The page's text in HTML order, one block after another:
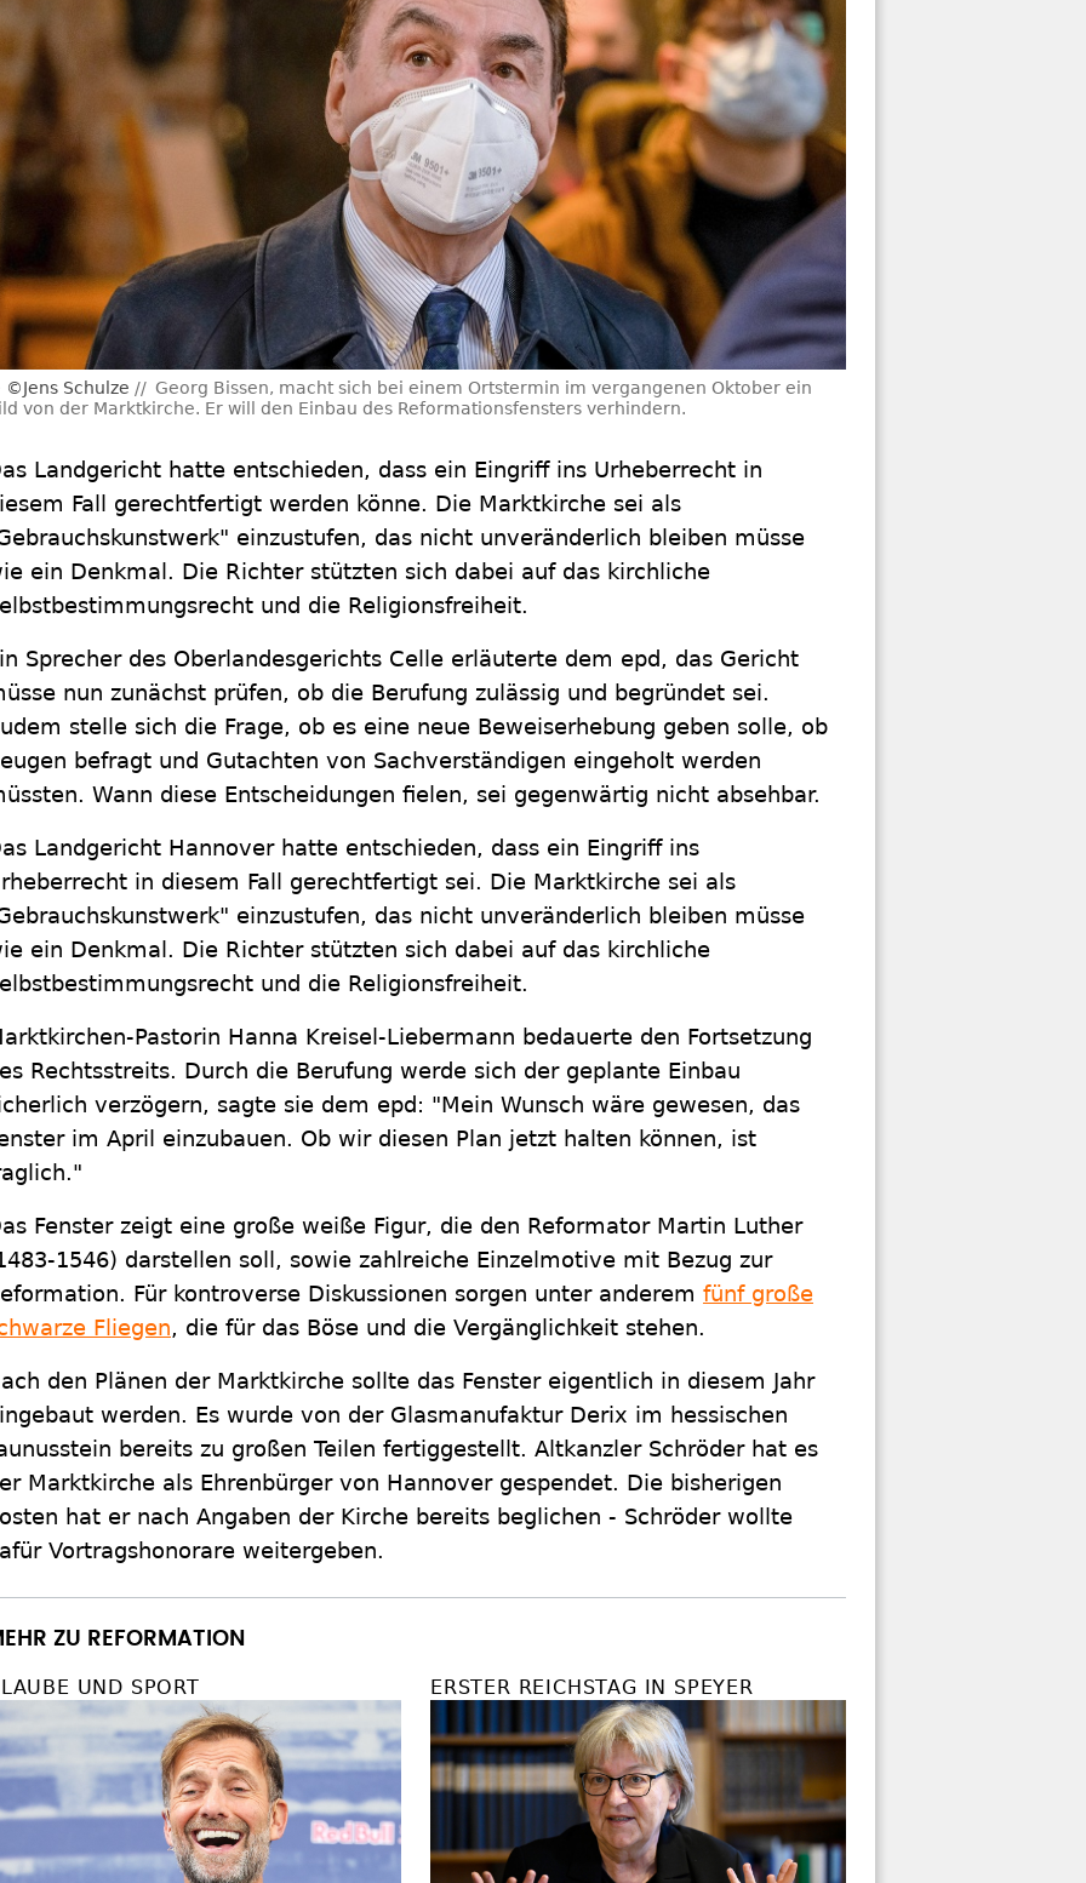
©Jens Schulze
Georg Bissen, macht sich bei einem Ortstermin im vergangenen Oktober ein
von der Marktkirche. Er will den Einbau des Reformationsfensters verhindern.
Landgericht hatte entschieden, dass ein Eingriff ins Urheberrecht in
Fall gerechtfertigt werden könne. Die Marktkirche sei als
einzustufen, das nicht unveränderlich bleiben müsse
ein Denkmal. Die Richter stützten sich dabei auf das kirchliche
und die Religionsfreiheit.
Sprecher des Oberlandesgerichts Celle erläuterte dem epd, das Gericht
nun zunächst prüfen, ob die Berufung zulässig und begründet sei.
stelle sich die Frage, ob es eine neue Beweiserhebung geben solle, ob
befragt und Gutachten von Sachverständigen eingeholt werden
Wann diese Entscheidungen fielen, sei gegenwärtig nicht absehbar.
Landgericht Hannover hatte entschieden, dass ein Eingriff ins
in diesem Fall gerechtfertigt sei. Die Marktkirche sei als
einzustufen, das nicht unveränderlich bleiben müsse
ein Denkmal. Die Richter stützten sich dabei auf das kirchliche
und die Religionsfreiheit.
Pastorin Hanna Kreisel-Liebermann bedauerte den Fortsetzung
Rechtsstreits. Durch die Berufung werde sich der geplante Einbau
verzögern, sagte sie dem epd: "Mein Wunsch wäre gewesen, das
im April einzubauen. Ob wir diesen Plan jetzt halten können, ist
Fenster zeigt eine große weiße Figur, die den Reformator Martin Luther
1546) darstellen soll, sowie zahlreiche Einzelmotive mit Bezug zur
Für kontroverse Diskussionen sorgen unter anderem fünf große
Fliegen, die für das Böse und die Vergänglichkeit stehen.
den Plänen der Marktkirche sollte das Fenster eigentlich in diesem Jahr
werden. Es wurde von der Glasmanufaktur Derix im hessischen
bereits zu großen Teilen fertiggestellt. Altkanzler Schröder hat es
Marktkirche als Ehrenbürger von Hannover gespendet. Die bisherigen
hat er nach Angaben der Kirche bereits beglichen - Schröder wollte
Vortragshonorare weitergeben.
ZU REFORMATION
UND SPORT ERSTER REICHSTAG IN SPEYER